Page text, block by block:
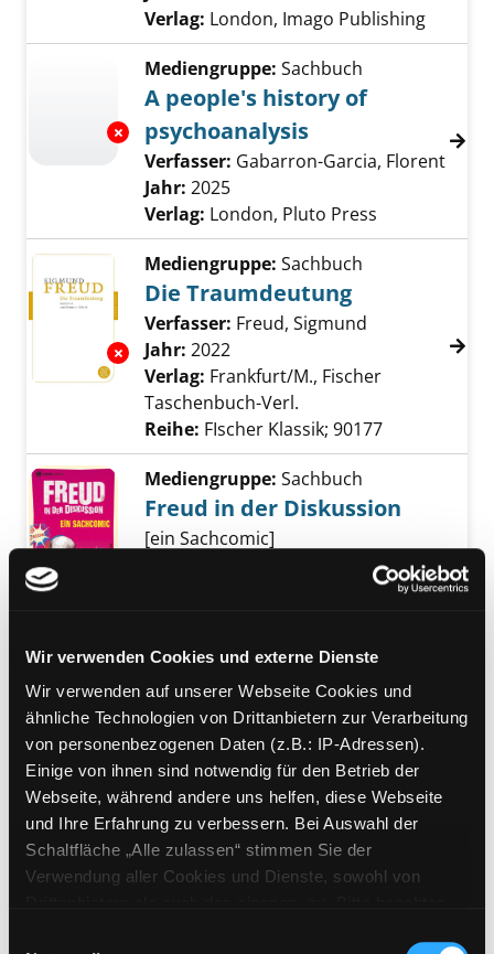
Wir verwenden Cookies und externe Dienste
Wir verwenden auf unserer Webseite Cookies und
ähnliche Technologien von Drittanbietern zur Verarbeitung
von personenbezogenen Daten (z.B.: IP-Adressen).
Einige von ihnen sind notwendig für den Betrieb der
Webseite, während andere uns helfen, diese Webseite
und Ihre Erfahrung zu verbessern. Bei Auswahl der
Schaltfläche „Alle zulassen“ stimmen Sie der
Verwendung aller Cookies und Dienste, sowohl von
Verlag: London, Imago Publishing
Exemplar-Details von A people's history of
Mediengruppe: Sachbuch
A people's history of
psychoanalysis
Verfasser: Gabarron-Garcia, Florent
Jahr: 2025
Verlag: London, Pluto Press
Exemplar-Details von Die Traumdeutung
Mediengruppe: Sachbuch
Die Traumdeutung
Verfasser: Freud, Sigmund
Jahr: 2022
Verlag: Frankfurt/M., Fischer
Taschenbuch-Verl.
Reihe: FIscher Klassik; 90177
Exemplar-Details von Freud in der
Mediengruppe: Sachbuch
Freud in der Diskussion
[ein Sachcomic]
Suche nach
Reihe:Infocomics
Exemplar-Details von Der Trafikant anzeigen
Mediengruppe:Belletristik
Der Trafikant
Roman ; [Taschenbuchausgabe]
Verfasser: Seethaler, RobertSuche nach
Jahr:2021
Verlag:Zürich, Kein u. Aber